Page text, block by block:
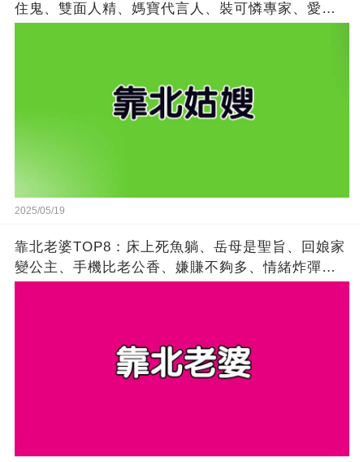
住鬼、雙面人精、媽寶代言人、裝可憐專家、愛比
2025/05/19
靠北老婆TOP8：床上死魚躺、岳母是聖旨、回娘家
變公主、手機比老公香、嫌賺不夠多、情緒炸彈